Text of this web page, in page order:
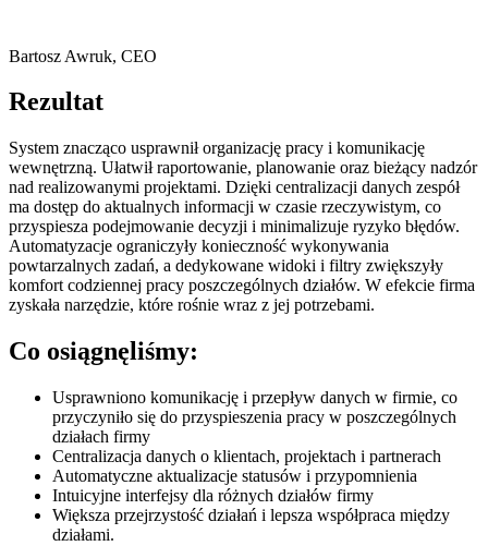
Bartosz Awruk, CEO
Rezultat
System znacząco usprawnił organizację pracy i komunikację
wewnętrzną. Ułatwił raportowanie, planowanie oraz bieżący nadzór
nad realizowanymi projektami. Dzięki centralizacji danych zespół
ma dostęp do aktualnych informacji w czasie rzeczywistym, co
przyspiesza podejmowanie decyzji i minimalizuje ryzyko błędów.
Automatyzacje ograniczyły konieczność wykonywania
powtarzalnych zadań, a dedykowane widoki i filtry zwiększyły
komfort codziennej pracy poszczególnych działów. W efekcie firma
zyskała narzędzie, które rośnie wraz z jej potrzebami.
Co osiągnęliśmy:
Usprawniono komunikację i przepływ danych w firmie, co
przyczyniło się do przyspieszenia pracy w poszczególnych
działach firmy
Centralizacja danych o klientach, projektach i partnerach
Automatyczne aktualizacje statusów i przypomnienia
Intuicyjne interfejsy dla różnych działów firmy
Większa przejrzystość działań i lepsza współpraca między
działami.